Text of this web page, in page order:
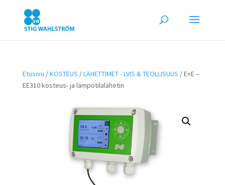
Etusivu /KOSTEUS /LÄHETTIMET - LVIS & TEOLLISUUS / E+E –
EE310 kosteus- ja lämpötilalähetin